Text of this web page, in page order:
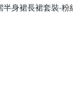
身裙長裙套裝-粉